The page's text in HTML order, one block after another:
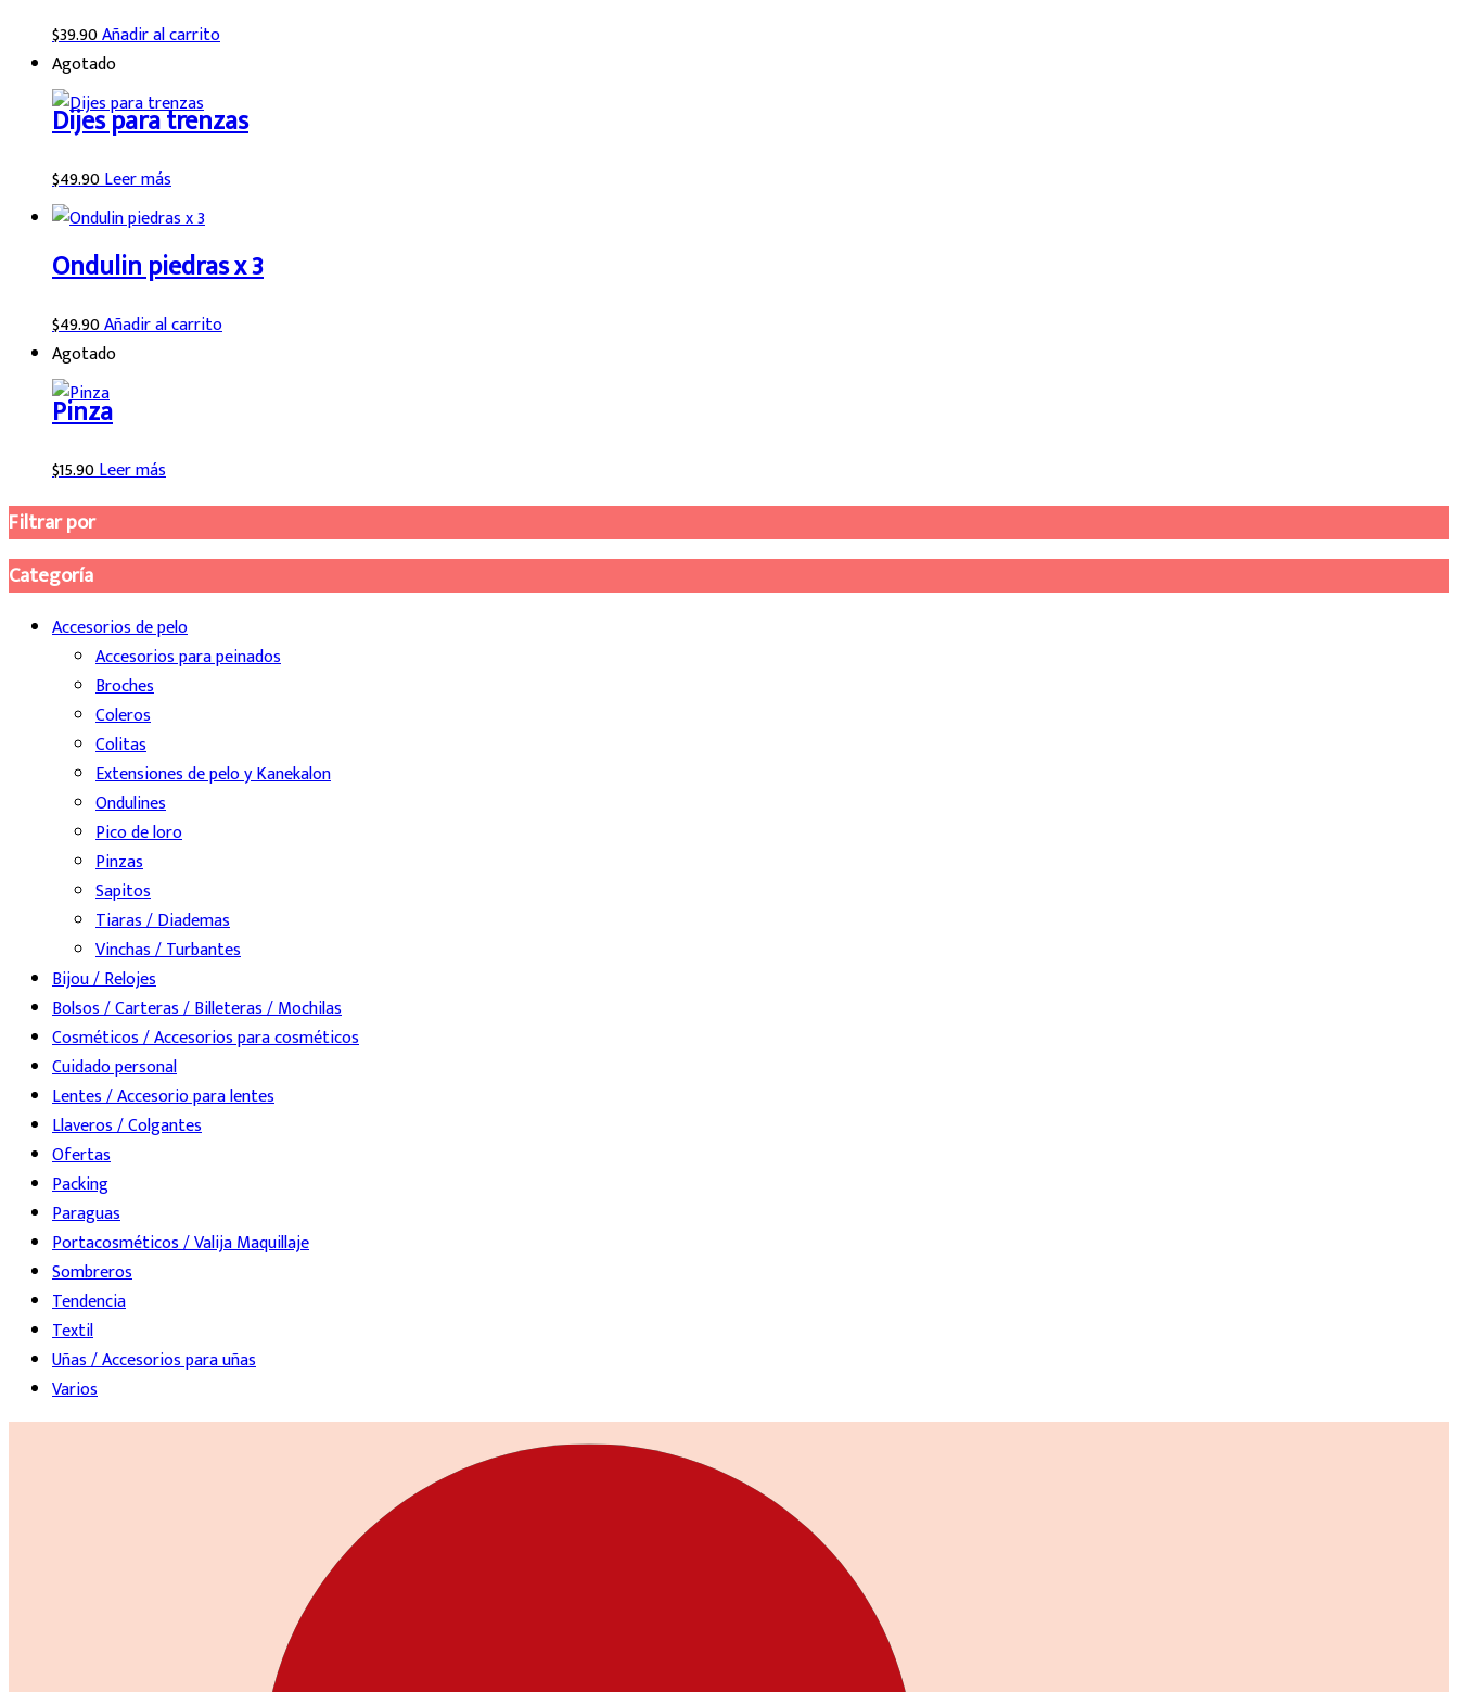
$39.90Añadir al carrito
Agotado
Dijes para trenzas
$49.90Leer más
Ondulin piedras x 3
$49.90Añadir al carrito
Agotado
Pinza
$15.90Leer más
Filtrar por
Categoría
Accesorios de pelo
Accesorios para peinados
Broches
Coleros
Colitas
Extensiones de pelo y Kanekalon
Ondulines
Pico de loro
Pinzas
Sapitos
Tiaras / Diademas
Vinchas / Turbantes
Bijou / Relojes
Bolsos / Carteras / Billeteras / Mochilas
Cosméticos / Accesorios para cosméticos
Cuidado personal
Lentes / Accesorio para lentes
Llaveros / Colgantes
Ofertas
Packing
Paraguas
Portacosméticos / Valija Maquillaje
Sombreros
Tendencia
Textil
Uñas / Accesorios para uñas
Varios